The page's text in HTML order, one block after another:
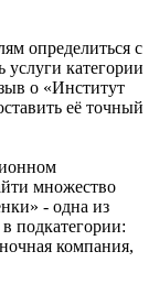
определиться с
услуги категории
о «Институт
её точный
множество
- одна из
подкатегории:
компания,